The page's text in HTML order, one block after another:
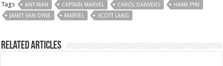
Tags ANT-MAN CAPTAIN MARVEL CAROL DANVERS
HANK PYM
JANET VAN DYNE
MARVEL SCOTT LANG
Related Articles